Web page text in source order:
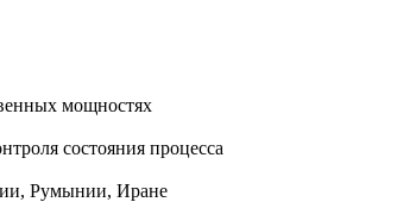
мощностях
состояния процесса
Румынии, Иране